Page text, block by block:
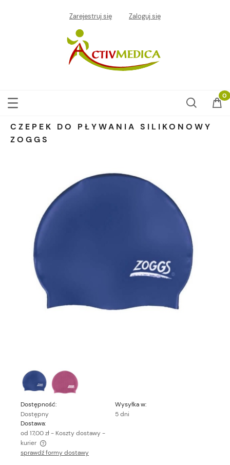
Zarejestruj się Zaloguj się
CZEPEK DO PŁYWANIA SILIKONOWY
ZOGGS
Dostępność:
Dostępny
Wysyłka w:
5 dni
Dostawa:
od 17,00 zł- Koszty dostawy -
kurier
Cena nie zawiera ewentualnych kosztów płatności
sprawdź formy dostawy